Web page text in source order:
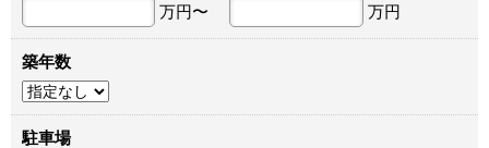
万円〜
万円
築年数
駐車場